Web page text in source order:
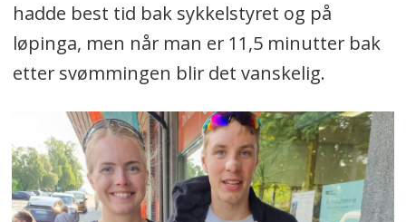
hadde best tid bak sykkelstyret og på
løpinga, men når man er 11,5 minutter bak
etter svømmingen blir det vanskelig.